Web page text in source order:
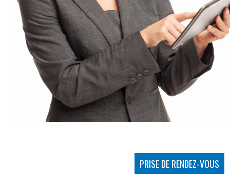
PRISE DE RENDEZ-VOUS